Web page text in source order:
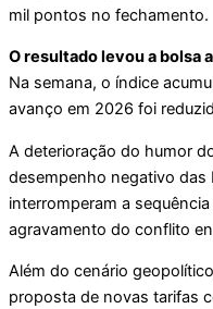
mil pontos no fechamento.
O resultado levou a bolsa
Na semana, o índice
avanço em 2026 foi
A deterioração do humor
desempenho negativo das
interromperam a
agravamento do conflito
Além do cenário
proposta de novas tarifas